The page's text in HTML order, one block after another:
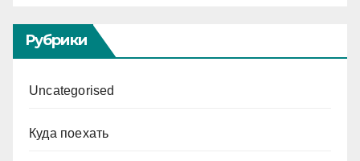
Рубрики
Uncategorised
Куда поехать